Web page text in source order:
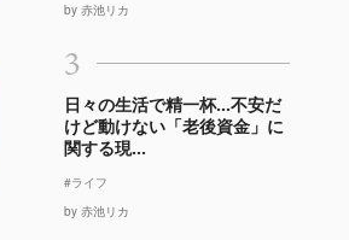
by 赤池リカ
3
日々の生活で精一杯…不安だ
けど動けない「老後資金」に
関する現...
#ライフ
by 赤池リカ